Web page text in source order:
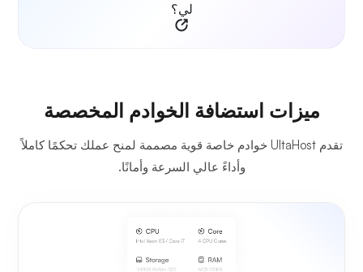
لي؟
ميزات استضافة الخوادم المخصصة
تقدم UltaHost خوادم خاصة قوية مصممة لمنح عملك تحكمًا كاملاً
وأداءً عالي السرعة وأمانًا.